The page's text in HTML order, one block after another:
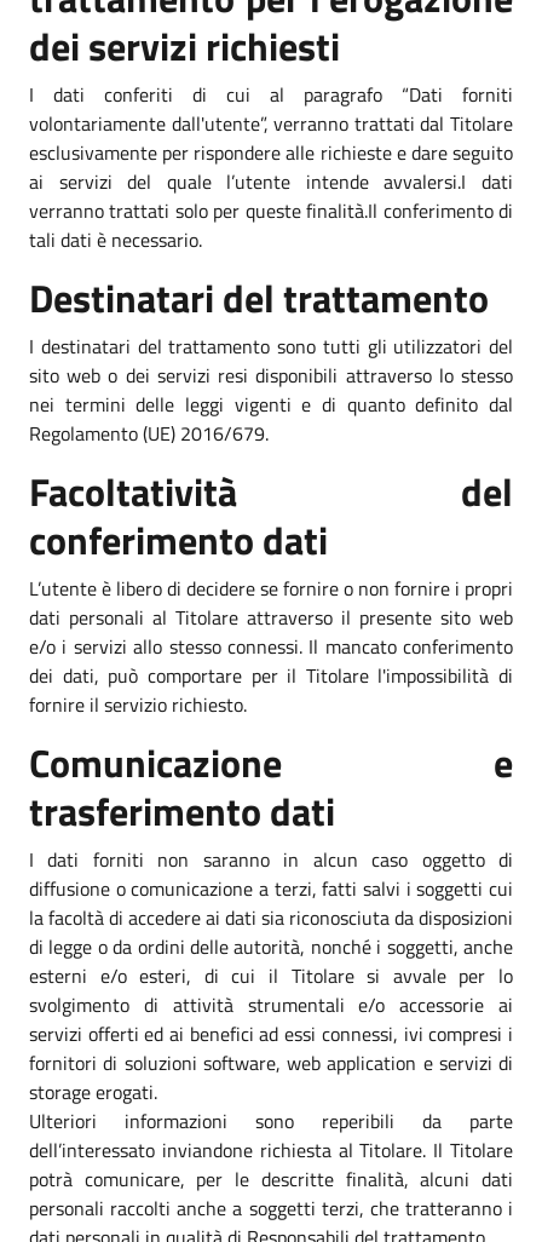
dei servizi richiesti
I dati conferiti di cui al paragrafo “Dati forniti
volontariamente dall'utente”, verranno trattati dal Titolare
esclusivamente per rispondere alle richieste e dare seguito
ai servizi del quale l’utente intende avvalersi.I dati
verranno trattati solo per queste finalità.Il conferimento di
tali dati è necessario.
Destinatari del trattamento
I destinatari del trattamento sono tutti gli utilizzatori del
sito web o dei servizi resi disponibili attraverso lo stesso
nei termini delle leggi vigenti e di quanto definito dal
Regolamento (UE) 2016/679.
Facoltatività del
conferimento dati
L’utente è libero di decidere se fornire o non fornire i propri
dati personali al Titolare attraverso il presente sito web
e/o i servizi allo stesso connessi. Il mancato conferimento
dei dati, può comportare per il Titolare l'impossibilità di
fornire il servizio richiesto.
Comunicazione e
trasferimento dati
I dati forniti non saranno in alcun caso oggetto di
diffusione o comunicazione a terzi, fatti salvi i soggetti cui
la facoltà di accedere ai dati sia riconosciuta da disposizioni
di legge o da ordini delle autorità, nonché i soggetti, anche
esterni e/o esteri, di cui il Titolare si avvale per lo
svolgimento di attività strumentali e/o accessorie ai
servizi offerti ed ai benefici ad essi connessi, ivi compresi i
fornitori di soluzioni software, web application e servizi di
storage erogati.
Ulteriori informazioni sono reperibili da parte
dell’interessato inviandone richiesta al Titolare. Il Titolare
potrà comunicare, per le descritte finalità, alcuni dati
personali raccolti anche a soggetti terzi, che tratteranno i